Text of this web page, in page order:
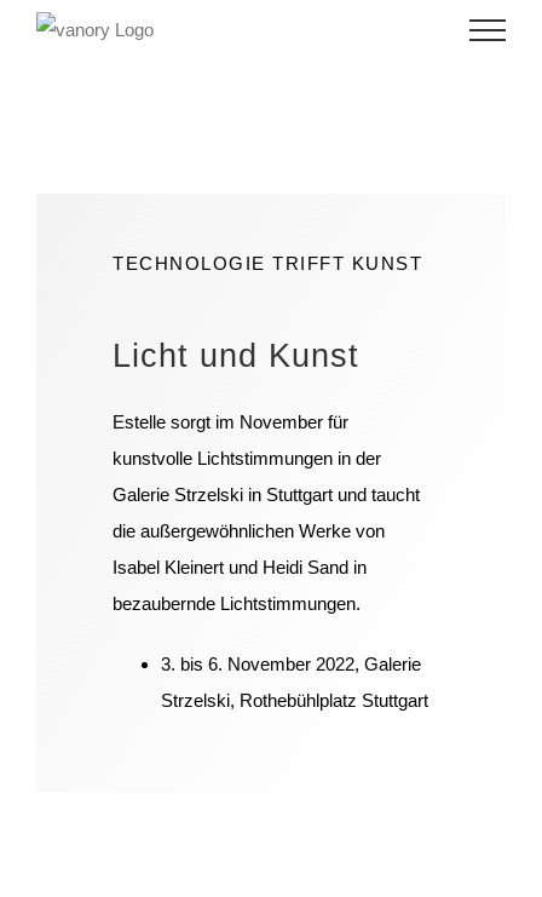
TECHNOLOGIE TRIFFT KUNST
Licht und Kunst
Estelle sorgt im November für
kunstvolle Lichtstimmungen in der
Galerie Strzelski in Stuttgart und taucht
die außergewöhnlichen Werke von
Isabel Kleinert und Heidi Sand in
bezaubernde Lichtstimmungen.
3. bis 6. November 2022, Galerie
Strzelski, Rothebühlplatz Stuttgart